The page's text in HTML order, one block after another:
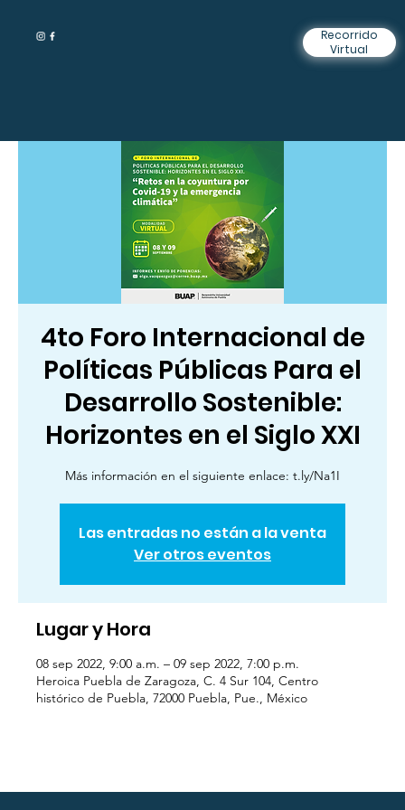
Recorrido
Virtual
4to Foro Internacional de
Políticas Públicas Para el
Desarrollo Sostenible:
Horizontes en el Siglo XXI
Más información en el siguiente enlace: t.ly/Na1I
Las entradas no están a la venta
Ver otros eventos
Lugar y Hora
08 sep 2022, 9:00 a.m. – 09 sep 2022, 7:00 p.m.
Heroica Puebla de Zaragoza, C. 4 Sur 104, Centro
histórico de Puebla, 72000 Puebla, Pue., México